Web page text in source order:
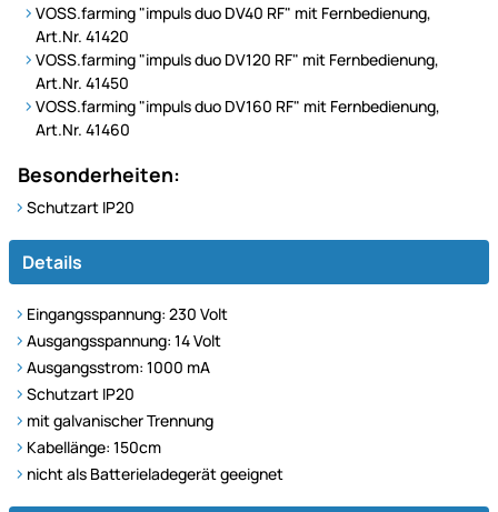
VOSS.farming "impuls duo DV40 RF" mit Fernbedienung,
Art.Nr. 41420
VOSS.farming "impuls duo DV120 RF" mit Fernbedienung,
Art.Nr. 41450
VOSS.farming "impuls duo DV160 RF" mit Fernbedienung,
Art.Nr. 41460
Besonderheiten:
Schutzart IP20
Details
Eingangsspannung: 230 Volt
Ausgangsspannung: 14 Volt
Ausgangsstrom: 1000 mA
Schutzart IP20
mit galvanischer Trennung
Kabellänge: 150cm
nicht als Batterieladegerät geeignet